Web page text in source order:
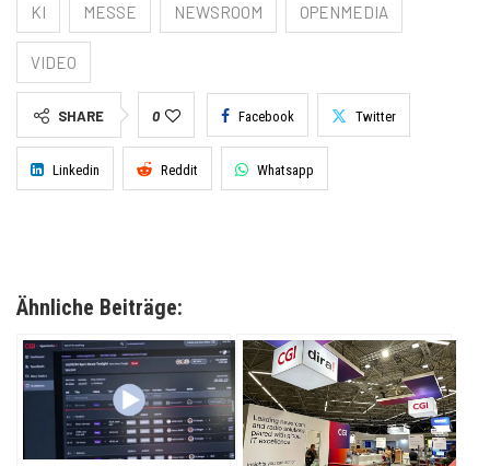
KI MESSE NEWSROOM OPENMEDIA
VIDEO
SHARE 0 Facebook Twitter
Linkedin Reddit Whatsapp
Ähnliche Beiträge: